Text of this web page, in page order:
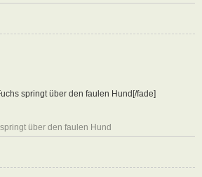
springt über den faulen Hund[/fade]
über den faulen Hund